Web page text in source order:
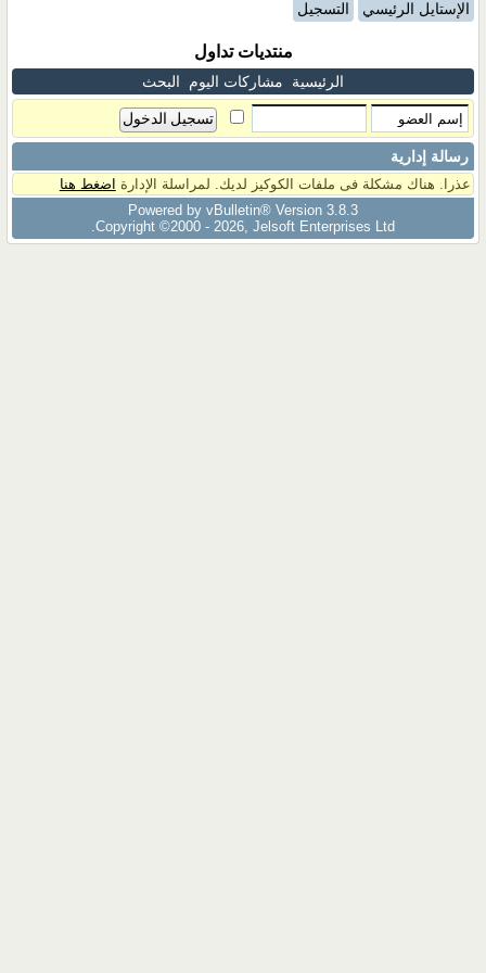
الإستايل الرئيسي التسجيل
منتديات تداول
الرئيسية مشاركات اليوم البحث
رسالة إدارية
عذرا. هناك مشكلة فى ملفات الكوكيز لديك. لمراسلة الإدارة اضغط هنا
Powered by vBulletin® Version 3.8.3
Copyright ©2000 - 2026, Jelsoft Enterprises Ltd.